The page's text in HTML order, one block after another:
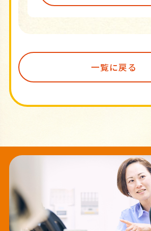
一覧に戻る